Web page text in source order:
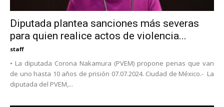
Diputada plantea sanciones más severas
para quien realice actos de violencia...
staff
• La diputada Corona Nakamura (PVEM) propone penas que van
de uno hasta 10 años de prisión 07.07.2024. Ciudad de México.- La
diputada del PVEM,...